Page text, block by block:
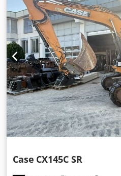
Case CX145C SR